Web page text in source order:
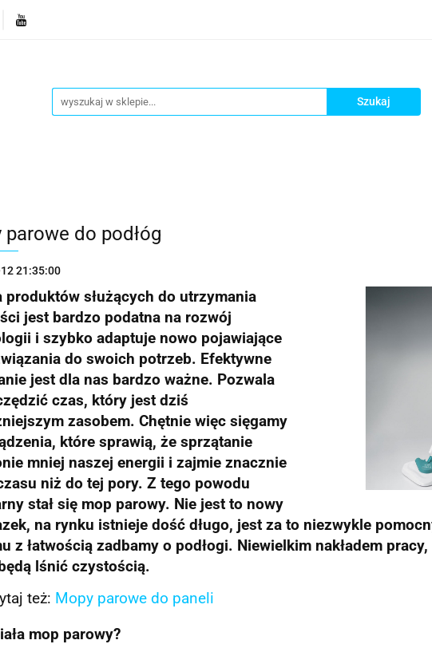
parowe do podłóg
21:35:00
produktów służących do utrzymania
jest bardzo podatna na rozwój
i szybko adaptuje nowo pojawiające
do swoich potrzeb. Efektywne
jest dla nas bardzo ważne. Pozwala
czas, który jest dziś
zasobem. Chętnie więc sięgamy
które sprawią, że sprzątanie
mniej naszej energii i zajmie znacznie
niż do tej pory. Z tego powodu
stał się mop parowy. Nie jest to nowy
na rynku istnieje dość długo, jest za to niezwykle
z łatwością zadbamy o podłogi. Niewielkim nakładem
lśnić czystością.
też: Mopy parowe do paneli
mop parowy?